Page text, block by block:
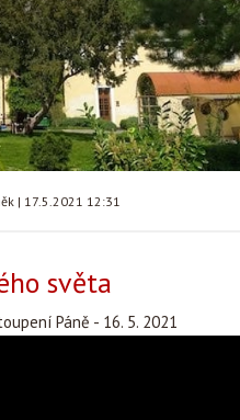
| 17.5.2021 12:31
světa
Páně - 16. 5. 2021